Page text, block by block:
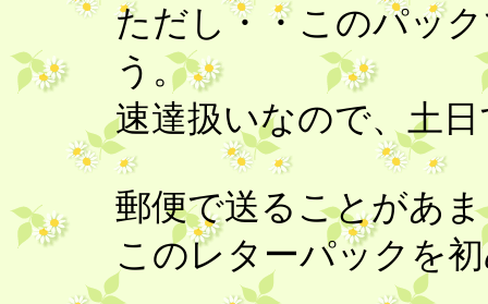
ただし・・このパッ
う。
速達扱いなので、土
郵便で送ることがあ
このレターパックを